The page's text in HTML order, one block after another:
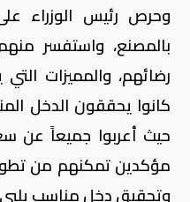
وحرص رئيس الوزراء
بالمصنع، واستفسر
رضائهم، والمميزات
كانوا يحققون الدخل
حيث أعربوا جميعاً عن
مؤكدين تمكنهم من
وتحقيق دخل مناسب يلبي